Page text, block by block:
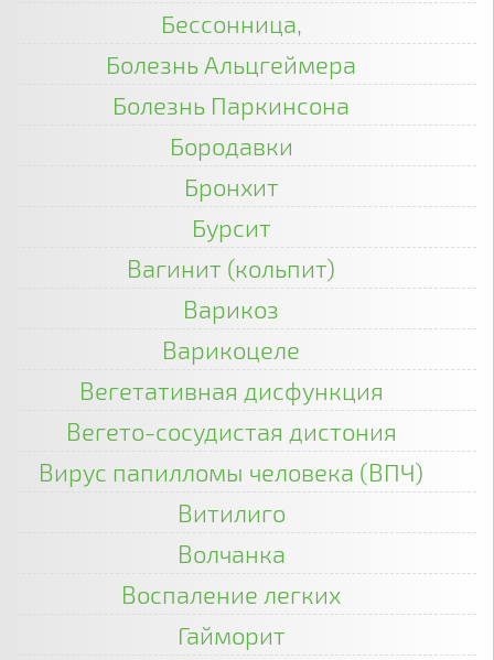
Бессонница,
Болезнь Альцгеймера
Болезнь Паркинсона
Бородавки
Бронхит
Бурсит
Вагинит (кольпит)
Варикоз
Варикоцеле
Вегетативная дисфункция
Вегето-сосудистая дистония
Вирус папилломы человека (ВПЧ)
Витилиго
Волчанка
Воспаление легких
Гайморит